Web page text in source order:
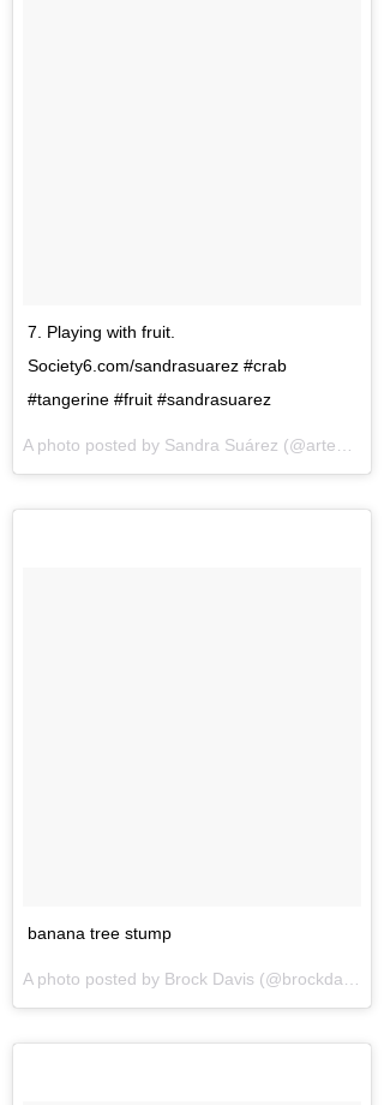
7. Playing with fruit.
Society6.com/sandrasuarez #crab
#tangerine #fruit #sandrasuarez
banana tree stump